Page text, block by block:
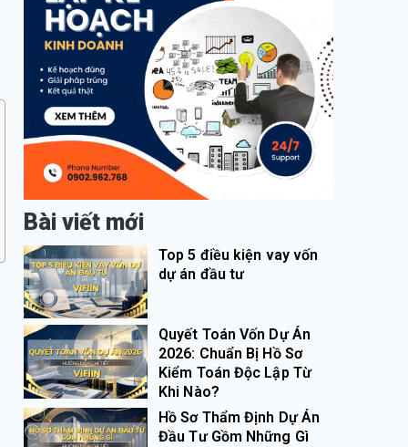
Bài viết mới
Top 5 điều kiện vay vốn
dự án đầu tư
Quyết Toán Vốn Dự Án
2026: Chuẩn Bị Hồ Sơ
Kiểm Toán Độc Lập Từ
Khi Nào?
Hồ Sơ Thẩm Định Dự Án
Đầu Tư Gồm Những Gì